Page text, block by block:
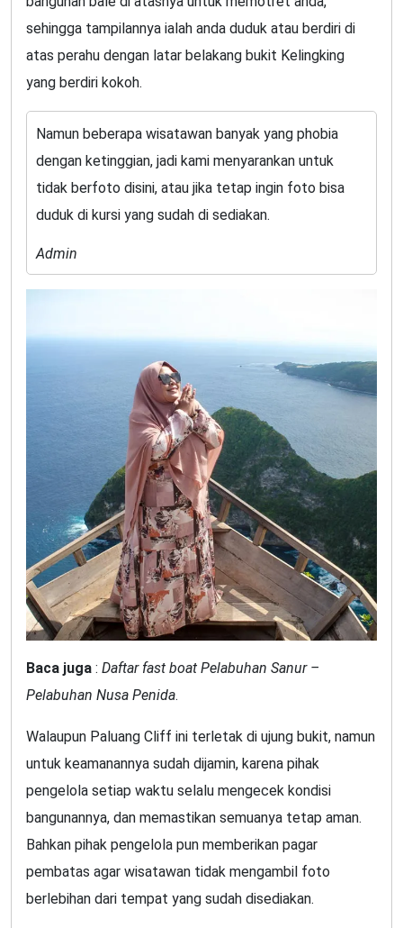
sehingga tampilannya ialah anda duduk atau berdiri di
atas perahu dengan latar belakang bukit Kelingking
yang berdiri kokoh.
Namun beberapa wisatawan banyak yang phobia
dengan ketinggian, jadi kami menyarankan untuk
tidak berfoto disini, atau jika tetap ingin foto bisa
duduk di kursi yang sudah di sediakan.
Admin
Baca juga : Daftar fast boat Pelabuhan Sanur –
Pelabuhan Nusa Penida.
Walaupun Paluang Cliff ini terletak di ujung bukit, namun
untuk keamanannya sudah dijamin, karena pihak
pengelola setiap waktu selalu mengecek kondisi
bangunannya, dan memastikan semuanya tetap aman.
Bahkan pihak pengelola pun memberikan pagar
pembatas agar wisatawan tidak mengambil foto
berlebihan dari tempat yang sudah disediakan.